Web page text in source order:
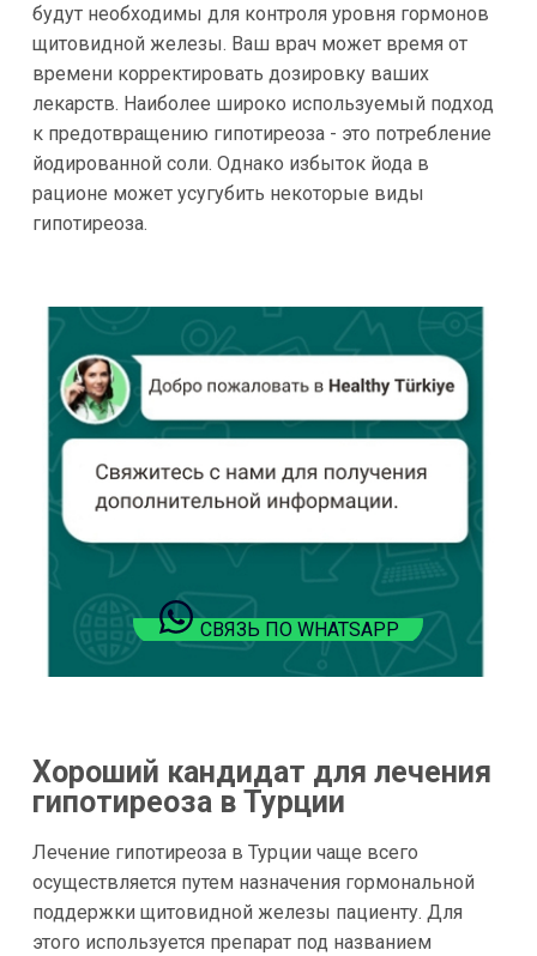
будут необходимы для контроля уровня гормонов
щитовидной железы. Ваш врач может время от
времени корректировать дозировку ваших
лекарств. Наиболее широко используемый подход
к предотвращению гипотиреоза - это потребление
йодированной соли. Однако избыток йода в
рационе может усугубить некоторые виды
гипотиреоза.
СВЯЗЬ ПО WHATSAPP
Хороший кандидат для лечения
гипотиреоза в Турции
Лечение гипотиреоза в Турции чаще всего
осуществляется путем назначения гормональной
поддержки щитовидной железы пациенту. Для
этого используется препарат под названием